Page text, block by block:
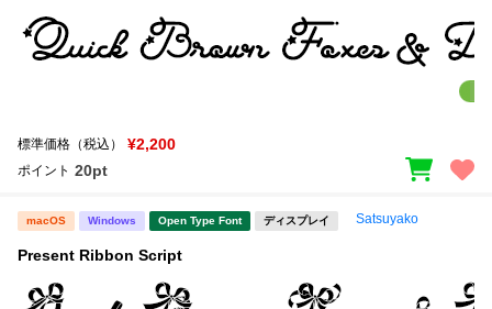
標準価格（税込） ¥2,200
ポイント 20pt
macOS Windows Open Type Font ディスプレイ Satsuyako
Present Ribbon Script